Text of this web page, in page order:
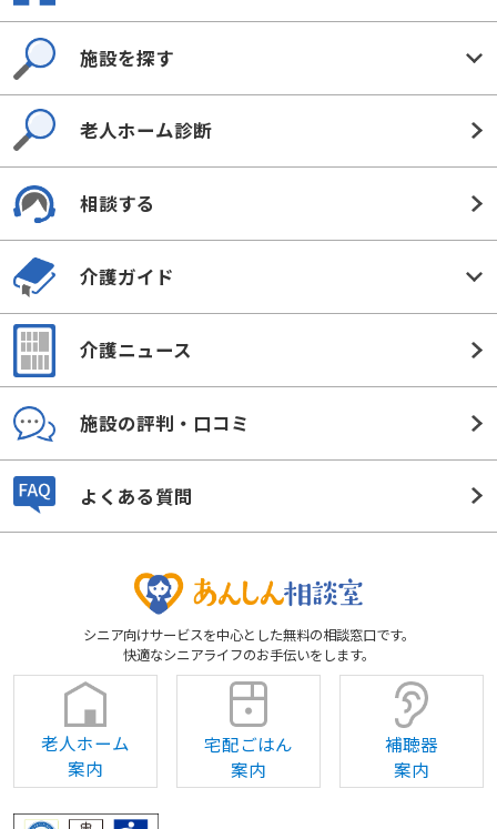
施設を探す
老人ホーム診断
相談する
介護ガイド
介護ニュース
施設の評判・口コミ
よくある質問
シニア向けサービスを中心とした無料の相談窓口です。
快適なシニアライフのお手伝いをします。
老人ホーム
案内
宅配ごはん
案内
補聴器
案内